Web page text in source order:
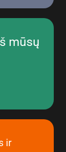
mūsų
ir